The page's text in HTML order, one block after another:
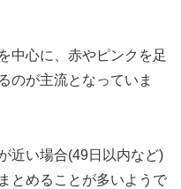
中心に、赤やピンクを足
のが主流となっていま
近い場合(49日以内など)
とめることが多いようで